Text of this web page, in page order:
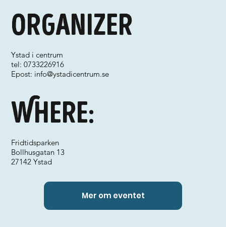
Where:
Organizer
Ystad i centrum
tel: 0733226916
Epost: info@ystadicentrum.se
Fridtidsparken
Bollhusgatan 13
27142 Ystad
Mer om eventet